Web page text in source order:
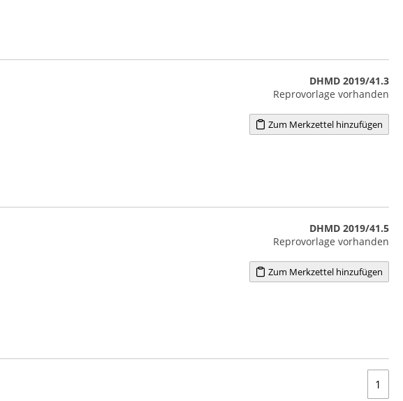
DHMD 2019/41.3
Reprovorlage vorhanden
Zum Merkzettel hinzufügen
DHMD 2019/41.5
Reprovorlage vorhanden
Zum Merkzettel hinzufügen
1